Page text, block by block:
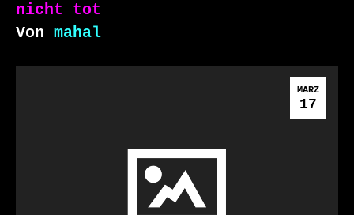
nicht tot
Von mahal
MÄRZ
17